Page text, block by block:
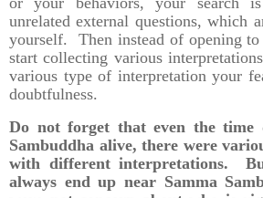
unrelated external questions, which
yourself. Then instead of opening
start collecting various
various type of interpretation your
doubtfulness.
Do not forget that even the time
Sambuddha alive, there were
with different interpretations.
always end up near Samma